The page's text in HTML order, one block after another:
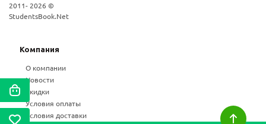
2011- 2026 ©
StudentsBook.Net
Компания
О компании
Новости
Скидки
Условия оплаты
Условия доставки